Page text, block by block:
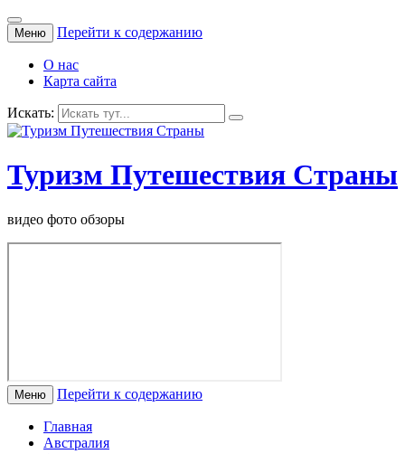
Меню Перейти к содержанию
О нас
Карта сайта
Искать:
Туризм Путешествия Страны
видео фото обзоры
Меню Перейти к содержанию
Главная
Австралия